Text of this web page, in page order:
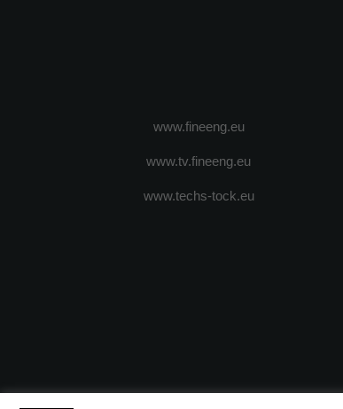
www.fineeng.eu
www.tv.fineeng.eu
www.techs-tock.eu